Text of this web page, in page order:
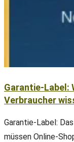
Garantie-Label:
Verbraucher
Garantie-Label:
müssen Online-